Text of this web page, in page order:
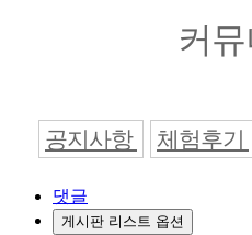
커뮤
공지사항 체험후기
댓글
게시판 리스트 옵션